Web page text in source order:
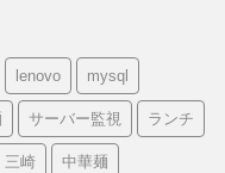
lenovo mysql
サーバー監視 ランチ
三崎 中華麺